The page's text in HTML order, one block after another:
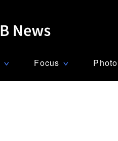
∨ Focus ∨ Photo